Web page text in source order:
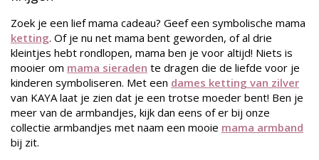
Zoek je een lief mama cadeau? Geef een symbolische mama
ketting. Of je nu net mama bent geworden, of al drie
kleintjes hebt rondlopen, mama ben je voor altijd! Niets is
mooier om mama sieraden te dragen die de liefde voor je
kinderen symboliseren. Met een dames ketting van zilver
van KAYA laat je zien dat je een trotse moeder bent! Ben je
meer van de armbandjes, kijk dan eens of er bij onze
collectie armbandjes met naam een mooie mama armband
bij zit.